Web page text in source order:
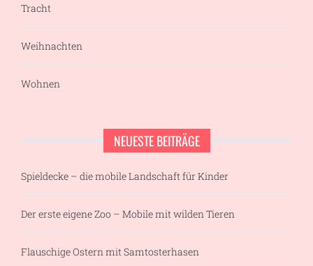
Tracht
Weihnachten
Wohnen
NEUESTE BEITRÄGE
Spieldecke – die mobile Landschaft für Kinder
Der erste eigene Zoo – Mobile mit wilden Tieren
Flauschige Ostern mit Samtosterhasen